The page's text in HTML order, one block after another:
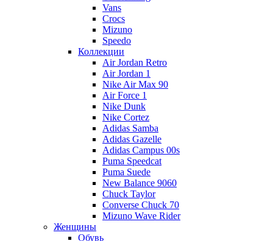
Vans
Crocs
Mizuno
Speedo
Коллекции
Air Jordan Retro
Air Jordan 1
Nike Air Max 90
Air Force 1
Nike Dunk
Nike Cortez
Adidas Samba
Adidas Gazelle
Adidas Campus 00s
Puma Speedcat
Puma Suede
New Balance 9060
Chuck Taylor
Converse Chuck 70
Mizuno Wave Rider
Женщины
Обувь